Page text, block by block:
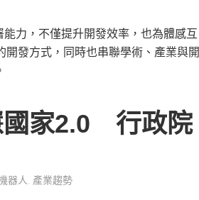
力，不僅提升開發效率，也為體感互
發方式，同時也串聯學術、產業與開
國家2.0 行政院
器人 產業趨勢